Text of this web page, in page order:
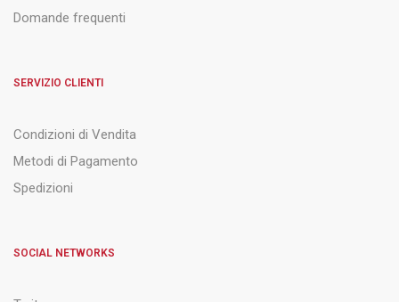
Domande frequenti
SERVIZIO CLIENTI
Condizioni di Vendita
Metodi di Pagamento
Spedizioni
SOCIAL NETWORKS